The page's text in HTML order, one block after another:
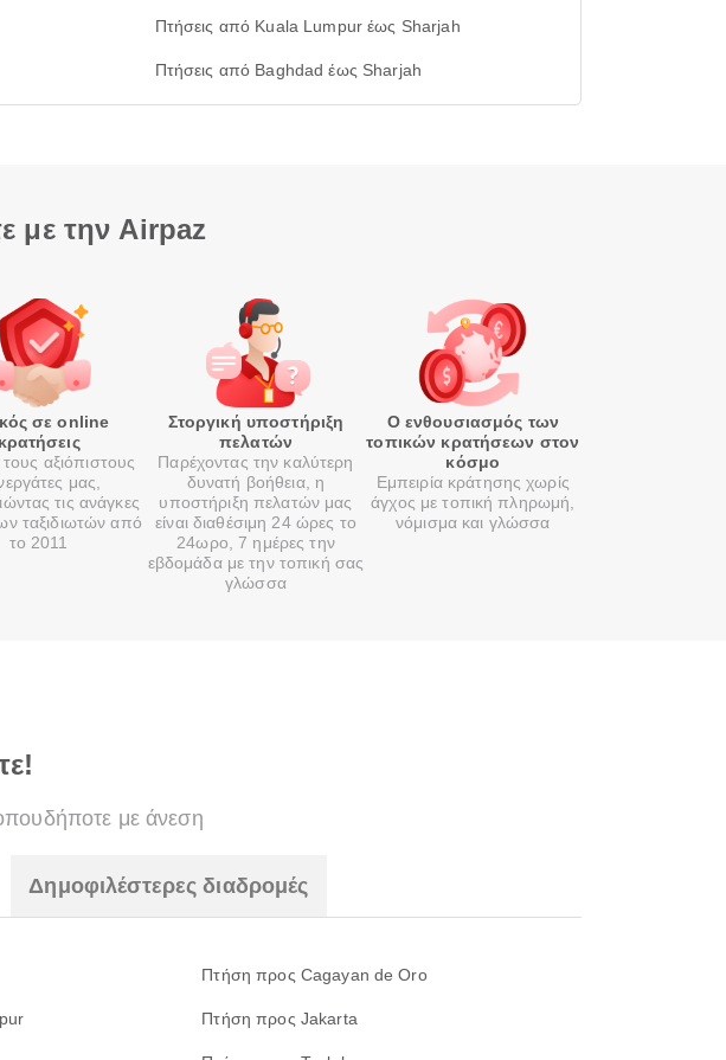
Πτήσεις από Kuala Lumpur έως Sharjah
Πτήσεις από Baghdad έως Sharjah
με την Airpaz
σε online
κρατήσεις
αξιόπιστους
μας,
τις ανάγκες
ταξιδιωτών από
το 2011
Στοργική υποστήριξη
πελατών
Παρέχοντας την καλύτερη
δυνατή βοήθεια, η
υποστήριξη πελατών μας
είναι διαθέσιμη 24 ώρες το
24ωρο, 7 ημέρες την
εβδομάδα με την τοπική σας
γλώσσα
Ο ενθουσιασμός των
τοπικών κρατήσεων στον
κόσμο
Εμπειρία κράτησης χωρίς
άγχος με τοπική πληρωμή,
νόμισμα και γλώσσα
με άνεση
Δημοφιλέστερες διαδρομές
Πτήση προς Cagayan de Oro
Πτήση προς Jakarta